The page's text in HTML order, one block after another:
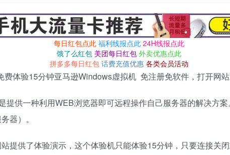
每日红包点此 福利线报点此 24H线报点此
饿了么红包 美团每日红包 外卖优惠点此
拼多多每日红包 话费充值优惠 各类会员活动
费体验15分钟亚马逊Windows虚拟机 免注册免软件，打开网
提供一种利用WEB浏览器即可远程操作自己服务器的解决方
器）。
提供了体验演示，这个体验机只能体验15分钟，只要连接关